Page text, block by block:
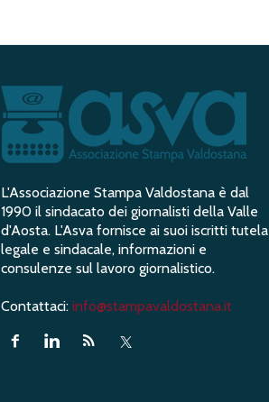
L'Associazione Stampa Valdostana è dal
1990 il sindacato dei giornalisti della Valle
d'Aosta. L'Asva fornisce ai suoi iscritti tutela
legale e sindacale, informazioni e
consulenze sul lavoro giornalistico.
Contattaci: info@stampavaldostana.it